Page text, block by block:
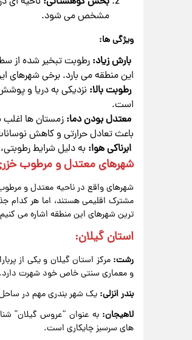
مشخص می شود.
ویژگی ها:
بارش زیاد: رطوبت تبخیر شده از
این منطقه می بارد. برخی شهرهای این ناحیه تا ۱۵۰۰ میلی متر
رطوبت بالا: نزدیکی به دریا و
است.
معتدل بودن دما: زمستان ها
باعث تعادل حرارتی و کاهش
ابرناکی هوا: به دلیل شرایط
شهرهای معتدل و مرطوب
شهرهای واقع در ناحیه معتدل و
مشترک اقلیمی هستند، اما هر کدام
ترین شهرهای این منطقه اشاره می
استان گیلان:
رشت: مرکز استان گیلان و یکی از
و معماری سنتی خاص خود شهرت دارد.
بندر انزلی: یک شهر بندری مهم در ساحل
لاهیجان: به عنوان “عروس گیلان”
های سرسبز چایکاری است.